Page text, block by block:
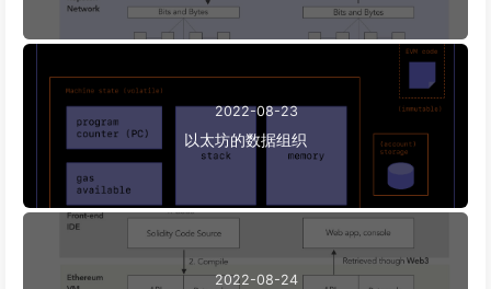
2022-08-23
以太坊的数据组织
2022-08-24